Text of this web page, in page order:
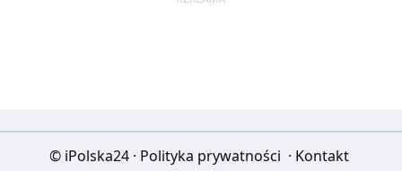
© iPolska24 · Polityka prywatności · Kontakt